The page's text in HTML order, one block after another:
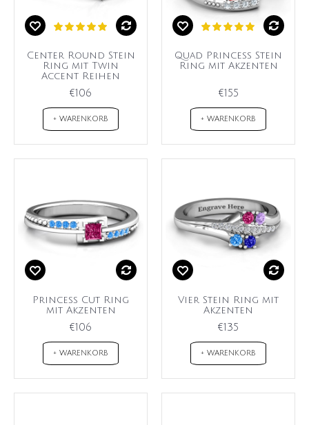
Center Round Stein
Ring mit Twin
Accent Reihen
€106
+ WARENKORB
Quad Princess Stein
Ring mit Akzenten
€155
+ WARENKORB
Princess Cut Ring
mit Akzenten
€106
+ WARENKORB
Vier Stein Ring mit
Akzenten
€135
+ WARENKORB